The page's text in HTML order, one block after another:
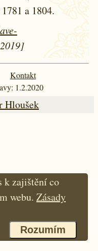
1781 a 1804.
Kontakt
1.2.2020
Hloušek
k zajištění co
webu. Zásady
Rozumím